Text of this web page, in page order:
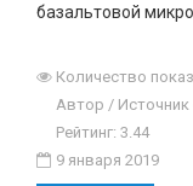
базальтовой
Количество
Автор /
Рейтинг: 3.44
9 января 2019